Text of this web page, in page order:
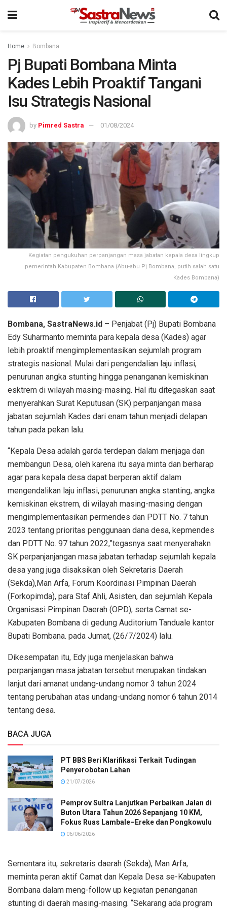
Home Bombana
Pj Bupati Bombana Minta
Kades Lebih Proaktif Tangani
Isu Strategis Nasional
by Pimred Sastra 01/08/2024
Kegiatan pengukuhan perpanjangan masa jabatan kepala desa lingkup
pemerintah Kabupaten Bombana (Abu-abu Pj Bombana, putih salah satu
Kades Bombana)
Bombana, SastraNews.id – Penjabat (Pj) Bupati Bombana
Edy Suharmanto meminta para kepala desa (Kades) agar
lebih proaktif mengimplementasikan sejumlah program
strategis nasional. Mulai dari pengendalian laju inflasi,
penurunan angka stunting hingga penanganan kemiskinan
esktrem di wilayah masing-masing. Hal itu ditegaskan saat
menyerahkan Surat Keputusan (SK) perpanjangan masa
jabatan sejumlah Kades dari enam tahun menjadi delapan
tahun pada pekan lalu.
“Kepala Desa adalah garda terdepan dalam menjaga dan
membangun Desa, oleh karena itu saya minta dan berharap
agar para kepala desa dapat berperan aktif dalam
mengendalikan laju inflasi, penurunan angka stanting, angka
kemiskinan ekstrem, di wilayah masing-masing dengan
mengimplementasikan permendes dan PDTT No. 7 tahun
2023 tentang prioritas penggunaan dana desa, kepmendes
dan PDTT No. 97 tahun 2022,”tegasnya saat menyerahakn
SK perpanjanjangan masa jabatan terhadap sejumlah kepala
desa yang juga disaksikan oleh Sekretaris Daerah
(Sekda),Man Arfa, Forum Koordinasi Pimpinan Daerah
(Forkopimda), para Staf Ahli, Asisten, dan sejumlah Kepala
Organisasi Pimpinan Daerah (OPD), serta Camat se-
Kabupaten Bombana di gedung Auditorium Tanduale kantor
Bupati Bombana. pada Jumat, (26/7/2024) lalu.
Dikesempatan itu, Edy juga menjelaskan bahwa
perpanjangan masa jabatan tersebut merupakan tindakan
lanjut dari amanat undang-undang nomor 3 tahun 2024
tentang perubahan atas undang-undang nomor 6 tahun 2014
tentang desa.
BACA JUGA
PT BBS Beri Klarifikasi Terkait Tudingan
Penyerobotan Lahan
21/07/2026
Pemprov Sultra Lanjutkan Perbaikan Jalan di
Buton Utara Tahun 2026 Sepanjang 10 KM,
Fokus Ruas Lambale–Ereke dan Pongkowulu
06/06/2026
Sementara itu, sekretaris daerah (Sekda), Man Arfa,
meminta peran aktif Camat dan Kepala Desa se-Kabupaten
Bombana dalam meng-follow up kegiatan penanganan
stunting di daerah masing-masing. “Sekarang ada program